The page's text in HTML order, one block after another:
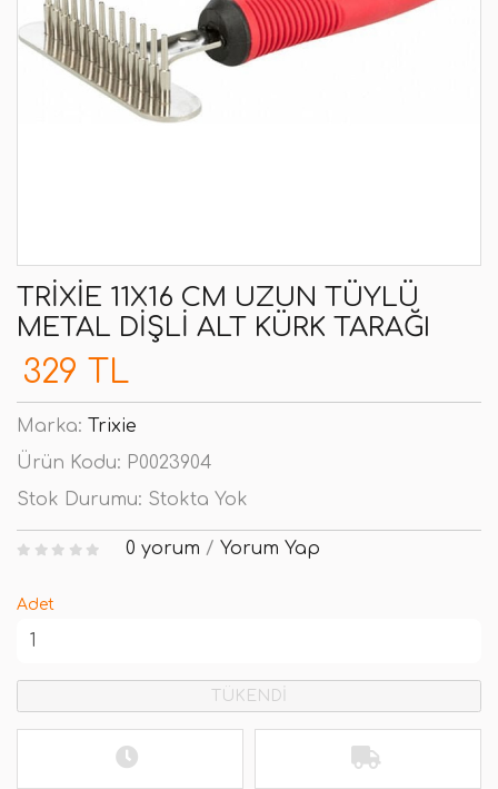
TRIXIE 11X16 CM UZUN TÜYLÜ
METAL DIŞLI ALT KÜRK TARAĞI
329 TL
Marka: Trixie
Ürün Kodu: P0023904
Stok Durumu: Stokta Yok
0 yorum / Yorum Yap
Adet
TÜKENDİ